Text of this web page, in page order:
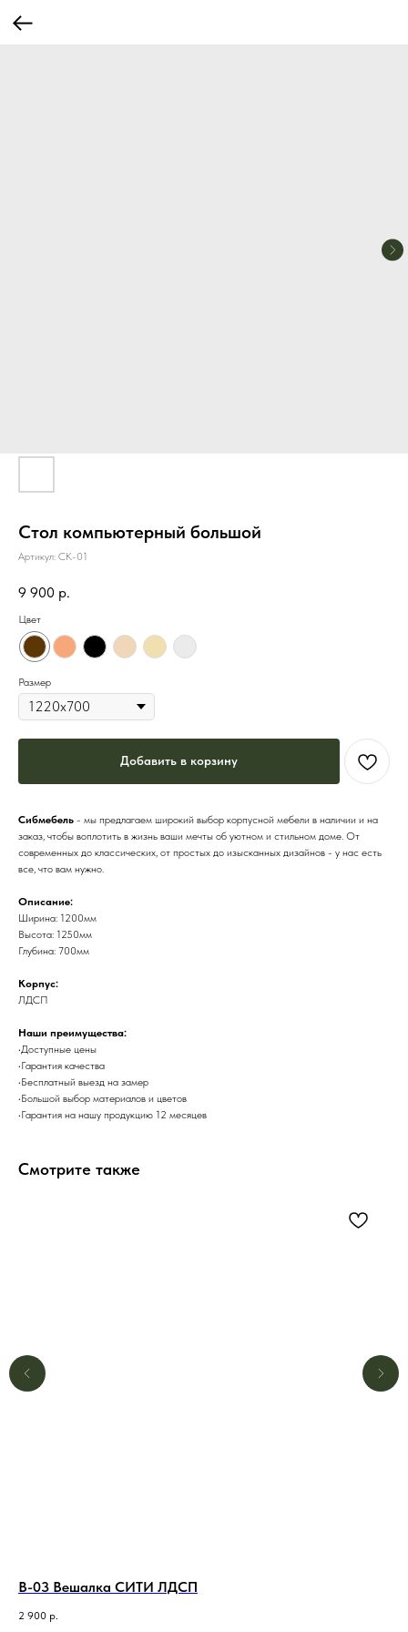
Стол компьютерный большой
Артикул: СК-01
9 900 р.
Цвет
Размер
Добавить в корзину
Сибмебель - мы предлагаем широкий выбор корпусной мебели в наличии и на
заказ, чтобы воплотить в жизнь ваши мечты об уютном и стильном доме. От
современных до классических, от простых до изысканных дизайнов - у нас есть
все, что вам нужно.
Описание:
Ширина: 1200мм
Высота: 1250мм
Глубина: 700мм
Корпус:
ЛДСП
Наши преимущества:
•Доступные цены
•Гарантия качества
•Бесплатный выезд на замер
•Большой выбор материалов и цветов
•Гарантия на нашу продукцию 12 месяцев
Смотрите также
В-03 Вешалка СИТИ ЛДСП
2 900 р.